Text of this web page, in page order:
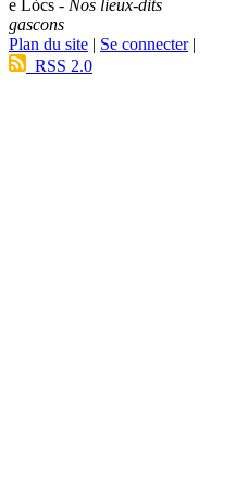
e Lòcs - Nos lieux-dits
gascons
Plan du site | Se connecter|
RSS 2.0